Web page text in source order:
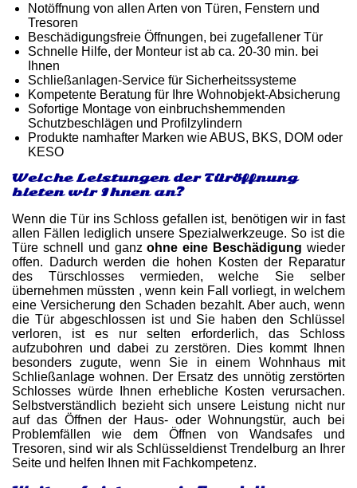
Notöffnung von allen Arten von Türen, Fenstern und
Tresoren
Beschädigungsfreie Öffnungen, bei zugefallener Tür
Schnelle Hilfe, der Monteur ist ab ca. 20-30 min. bei
Ihnen
Schließanlagen-Service für Sicherheitssysteme
Kompetente Beratung für Ihre Wohnobjekt-Absicherung
Sofortige Montage von einbruchshemmenden
Schutzbeschlägen und Profilzylindern
Produkte namhafter Marken wie ABUS, BKS, DOM oder
KESO
Welche Leistungen der Türöffnung
bieten wir Ihnen an?
Wenn die Tür ins Schloss gefallen ist, benötigen wir in fast
allen Fällen lediglich unsere Spezialwerkzeuge. So ist die
Türe schnell und ganzohne eine Beschädigung wieder
offen. Dadurch werden die hohen Kosten der Reparatur
des Türschlosses vermieden, welche Sie selber
übernehmen müssten , wenn kein Fall vorliegt, in welchem
eine Versicherung den Schaden bezahlt. Aber auch, wenn
die Tür abgeschlossen ist und Sie haben den Schlüssel
verloren, ist es nur selten erforderlich, das Schloss
aufzubohren und dabei zu zerstören. Dies kommt Ihnen
besonders zugute, wenn Sie in einem Wohnhaus mit
Schließanlage wohnen. Der Ersatz des unnötig zerstörten
Schlosses würde Ihnen erhebliche Kosten verursachen.
Selbstverständlich bezieht sich unsere Leistung nicht nur
auf das Öffnen der Haus- oder Wohnungstür, auch bei
Problemfällen wie dem Öffnen von Wandsafes und
Tresoren, sind wir als Schlüsseldienst Trendelburg an Ihrer
Seite und helfen Ihnen mit Fachkompetenz.